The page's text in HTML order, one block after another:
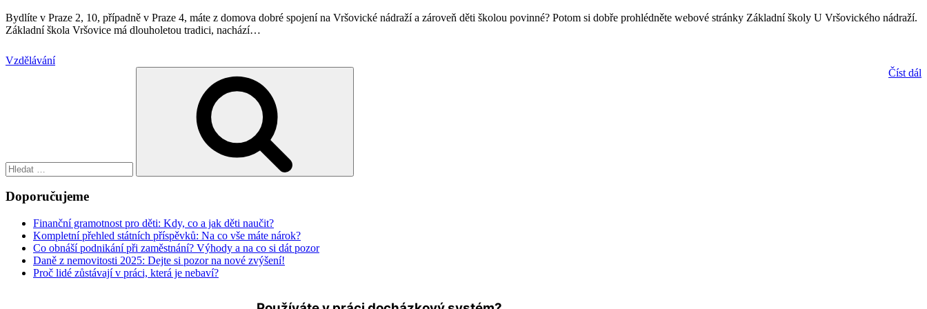
Bydlíte v Praze 2, 10, případně v Praze 4, máte z domova dobré spojení na Vršovické nádraží a zároveň děti školou povinné? Potom si dobře prohlédněte webové stránky Základní školy U Vršovického nádraží.
Základní škola Vršovice má dlouholetou tradici, nachází…
Vzdělávání
Číst dál
Doporučujeme
Finanční gramotnost pro děti: Kdy, co a jak děti naučit?
Kompletní přehled státních příspěvků: Na co vše máte nárok?
Co obnáší podnikání při zaměstnání? Výhody a na co si dát pozor
Daně z nemovitosti 2025: Dejte si pozor na nové zvýšení!
Proč lidé zůstávají v práci, která je nebaví?